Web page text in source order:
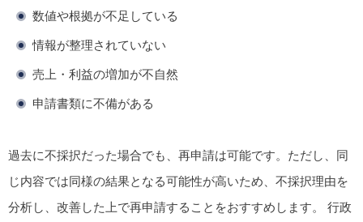
数値や根拠が不足している
情報が整理されていない
売上・利益の増加が不自然
申請書類に不備がある
過去に不採択だった場合でも、再申請は可能です。ただし、同
じ内容では同様の結果となる可能性が高いため、不採択理由を
分析し、改善した上で再申請することをおすすめします。 行政